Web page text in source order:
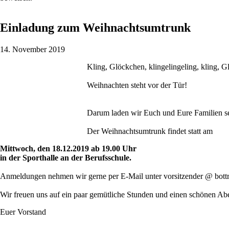
Einladung zum Weihnachtsumtrunk
14. November 2019
Kling, Glöckchen, klingelingeling, kling,
Weihnachten steht vor der Tür!
Darum laden wir Euch und Eure Familien
Der Weihnachtsumtrunk findet statt am
Mittwoch, den 18.12.2019 ab 19.00 Uhr
in der Sporthalle an der Berufsschule.
Anmeldungen nehmen wir gerne per E-Mail unter vorsitzender @
Wir freuen uns auf ein paar gemütliche Stunden und einen schönen
Euer Vorstand